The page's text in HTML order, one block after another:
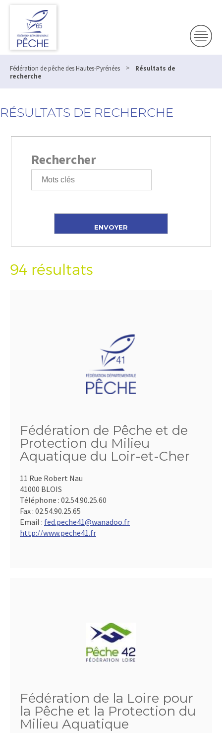
Fédération de pêche des Hautes-Pyrénées >
Résultats de
recherche
RÉSULTATS DE RECHERCHE
Rechercher
94 résultats
Fédération de Pêche et de
Protection du Milieu
Aquatique du Loir-et-Cher
11 Rue Robert Nau
41000 BLOIS
Téléphone : 02.54.90.25.60
Fax : 02.54.90.25.65
Email : fed.peche41@wanadoo.fr
http://www.peche41.fr
Fédération de la Loire pour
la Pêche et la Protection du
Milieu Aquatique